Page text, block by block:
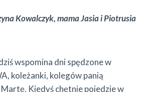
Kowalczyk, mama Jasia i Piotrusia
wspomina dni spędzone w
koleżanki, kolegów panią
Kiedyś chętnie pojedzie w